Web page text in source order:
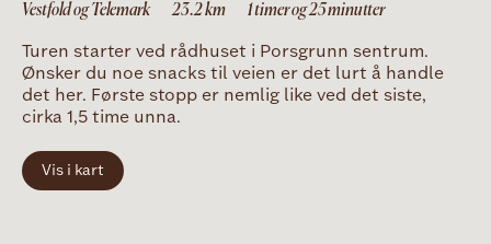
Vestfold og Telemark 23.2km 1 timer og 25 minutter
Turen starter ved rådhuset i Porsgrunn sentrum.
Ønsker du noe snacks til veien er det lurt å handle
det her. Første stopp er nemlig like ved det siste,
cirka 1,5 time unna.
Vis i kart